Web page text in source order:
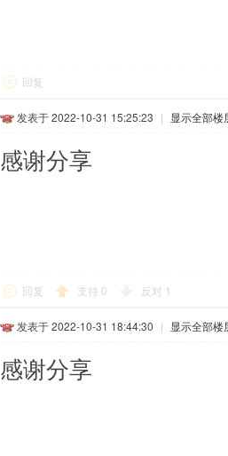
回复
发表于 2022-10-31 15:25:23 | 显示全部楼
感谢分享
回复 支持 0 反对 1
发表于 2022-10-31 18:44:30 | 显示全部楼
感谢分享